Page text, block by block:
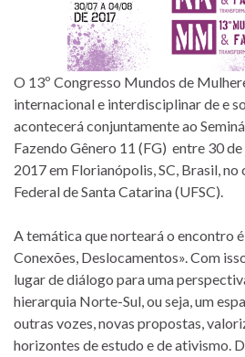
O 13º Congresso Mundos de
internacional e interdisciplinar de e
acontecerá conjuntamente ao
Fazendo Gênero 11 (FG) entre 30
2017 em Florianópolis, SC, Brasil,
Federal de Santa Catarina (UFSC).
A temática que norteará o encontro
Conexões, Deslocamentos». Com
lugar de diálogo para uma
hierarquia Norte-Sul, ou seja, um
outras vozes, novas propostas,
horizontes de estudo e de ativismo.